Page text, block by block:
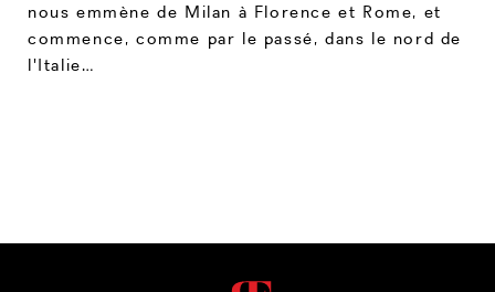
nous emmène de Milan à Florence et Rome, et
commence, comme par le passé, dans le nord de
l'Italie…